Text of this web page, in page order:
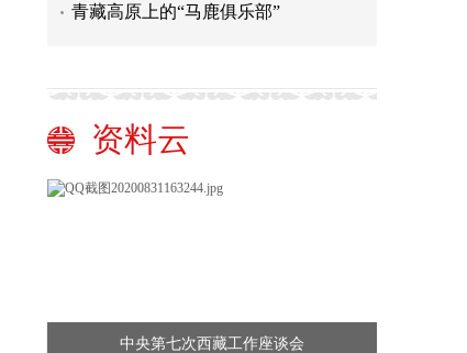
青藏高原上的“马鹿俱乐部”
资料云
中央第七次西藏工作座谈会